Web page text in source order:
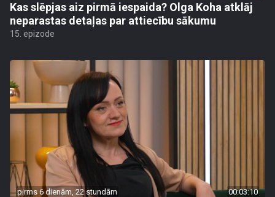
Kas slēpjas aiz pirmā iespaida? Olga Koha atklāj
neparastas detaļas par attiecību sākumu
15. epizode
pirms 6 dienām, 22 stundām 00:03:10